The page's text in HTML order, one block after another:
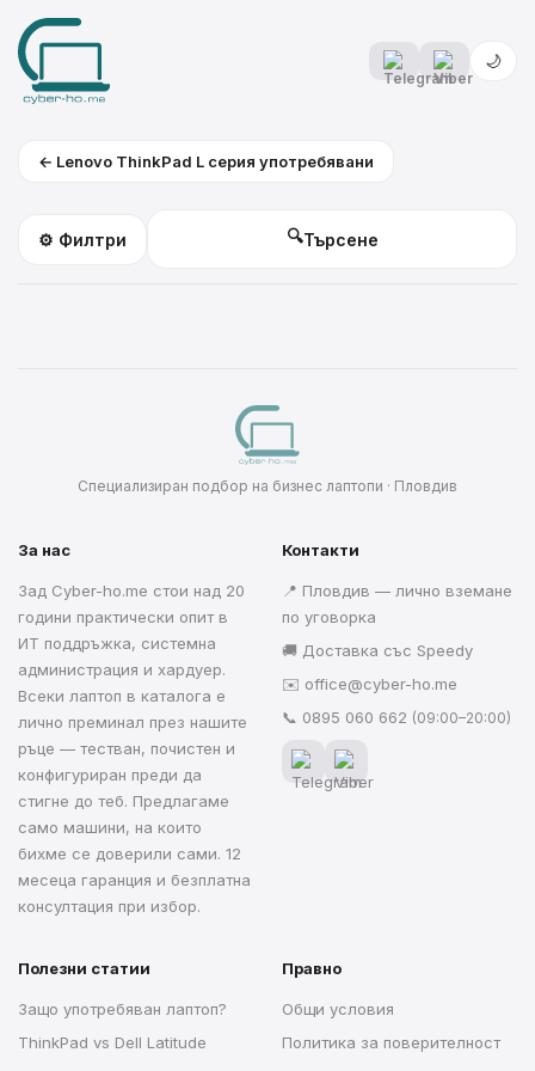
🌙
← Lenovo ThinkPad L серия употребявани
⚙️ Филтри 🔍
Специализиран подбор на бизнес лаптопи · Пловдив
За нас
Зад Cyber-ho.me стои над 20
години практически опит в
ИТ поддръжка, системна
администрация и хардуер.
Всеки лаптоп в каталога е
лично преминал през нашите
ръце — тестван, почистен и
конфигуриран преди да
стигне до теб. Предлагаме
само машини, на които
бихме се доверили сами. 12
месеца гаранция и безплатна
консултация при избор.
Контакти
📍 Пловдив — лично вземане
по уговорка
🚚 Доставка със Speedy
✉️ office@cyber-ho.me
📞 0895 060 662 (09:00–20:00)
Полезни статии
Защо употребяван лаптоп?
ThinkPad vs Dell Latitude
Правно
Общи условия
Политика за поверителност